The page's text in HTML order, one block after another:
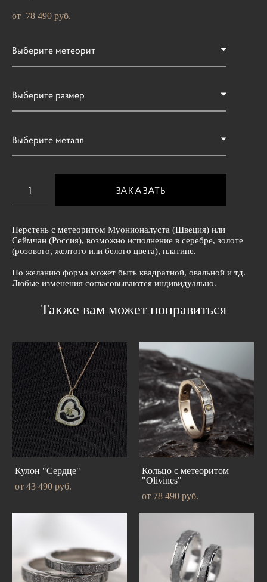
от 78 490 pуб.
Выберите метеорит
Выберите размер
Выберите металл
ЗАКАЗАТЬ
Перстень с метеоритом Муонионалуста (Швеция) или
Сеймчан (Россия), возможно исполнение в серебре, золоте
(розового, желтого или белого цвета), платине.
По желанию форма может быть квадратной, овальной и тд.
Любые изменения согласовываются индивидуально.
Также вам может понравиться
Кулон "Сердце"
от 43 490 pуб.
Кольцо с метеоритом
"Olivines"
от 78 490 pуб.